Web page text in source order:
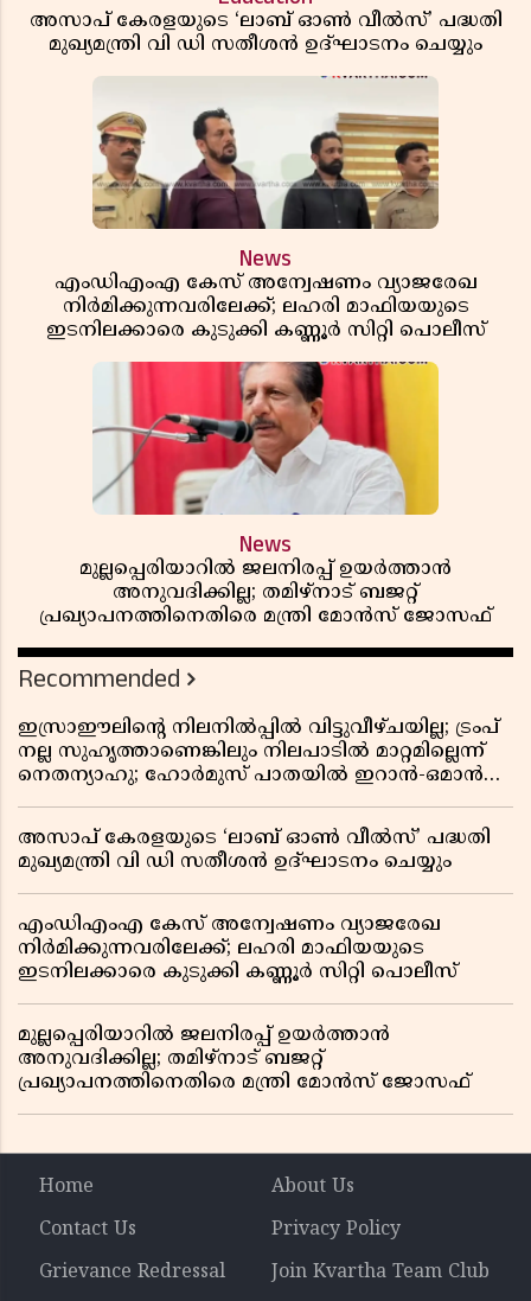
അസാപ് കേരളയുടെ ‘ലാബ് ഓൺ വീൽസ്’ പദ്ധതി
മുഖ്യമന്ത്രി വി ഡി സതീശൻ ഉദ്ഘാടനം ചെയ്യും
News
എംഡിഎംഎ കേസ് അന്വേഷണം വ്യാജരേഖ
നിർമിക്കുന്നവരിലേക്ക്; ലഹരി മാഫിയയുടെ
ഇടനിലക്കാരെ കുടുക്കി കണ്ണൂർ സിറ്റി പൊലീസ്
News
മുല്ലപ്പെരിയാറിൽ ജലനിരപ്പ് ഉയർത്താൻ
അനുവദിക്കില്ല; തമിഴ്നാട് ബജറ്റ്
പ്രഖ്യാപനത്തിനെതിരെ മന്ത്രി മോൻസ് ജോസഫ്
Recommended
ഇസ്രാഈലിന്റെ നിലനിൽപ്പിൽ വിട്ടുവീഴ്ചയില്ല; ട്രംപ്
നല്ല സുഹൃത്താണെങ്കിലും നിലപാടിൽ മാറ്റമില്ലെന്ന്
നെതന്യാഹു; ഹോർമുസ് പാതയിൽ ഇറാൻ-ഒമാൻ
അസാപ് കേരളയുടെ ‘ലാബ് ഓൺ വീൽസ്’ പദ്ധതി
മുഖ്യമന്ത്രി വി ഡി സതീശൻ ഉദ്ഘാടനം ചെയ്യും
എംഡിഎംഎ കേസ് അന്വേഷണം വ്യാജരേഖ
നിർമിക്കുന്നവരിലേക്ക്; ലഹരി മാഫിയയുടെ
ഇടനിലക്കാരെ കുടുക്കി കണ്ണൂർ സിറ്റി പൊലീസ്
മുല്ലപ്പെരിയാറിൽ ജലനിരപ്പ് ഉയർത്താൻ
അനുവദിക്കില്ല; തമിഴ്നാട് ബജറ്റ്
പ്രഖ്യാപനത്തിനെതിരെ മന്ത്രി മോൻസ് ജോസഫ്
Home
About Us
Contact Us
Privacy Policy
Grievance Redressal
Join Kvartha Team Club